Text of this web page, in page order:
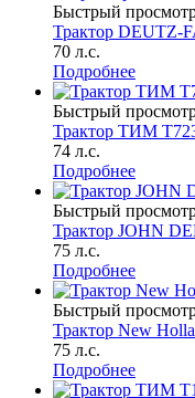
Быстрый
Трактор DEUTZ-
70 л.с.
Подробнее
Быстрый
Трактор ТИМ
74 л.с.
Подробнее
Быстрый
Трактор JOHN
75 л.с.
Подробнее
Быстрый
Трактор New
75 л.с.
Подробнее